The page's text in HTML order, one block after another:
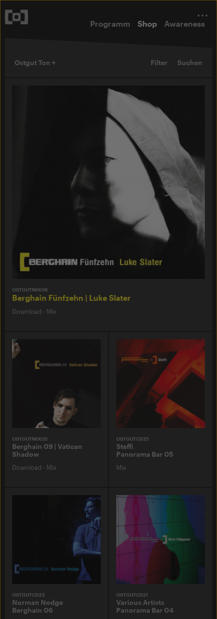
Programm Shop Awareness
Ostgut Ton + Filter Suchen
OSTGUTMIX06
Berghain Fünfzehn | Luke Slater
Download · Mix
OSTGUTMIX05
Berghain 09 | Vatican
Shadow
Download · Mix
OSTGUTCD25
Steffi
Panorama Bar 05
Mix
OSTGUTCD23
Norman Nodge
Berghain 06
OSTGUTCD21
Various Artists
Panorama Bar 04